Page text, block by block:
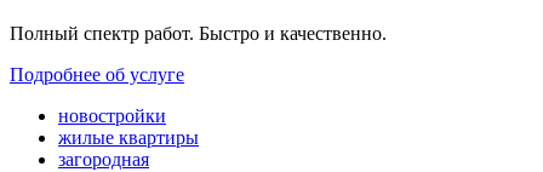
Полный спектр работ. Быстро и качественно.
Подробнее об услуге
новостройки
жилые квартиры
загородная